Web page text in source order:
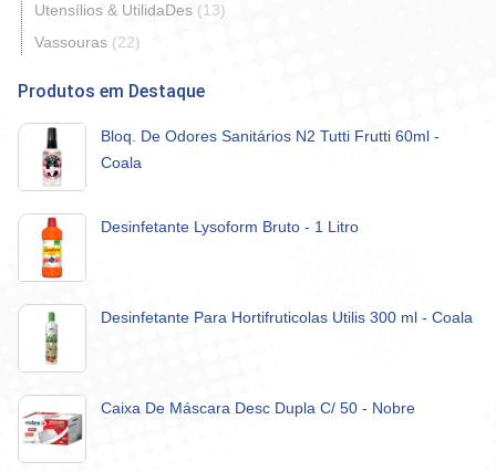
Utensílios & UtilidaDes (13)
Vassouras (22)
Produtos em Destaque
Bloq. De Odores Sanitários N2 Tutti Frutti 60ml -
Coala
Desinfetante Lysoform Bruto - 1 Litro
Desinfetante Para Hortifruticolas Utilis 300 ml - Coala
Caixa De Máscara Desc Dupla C/ 50 - Nobre